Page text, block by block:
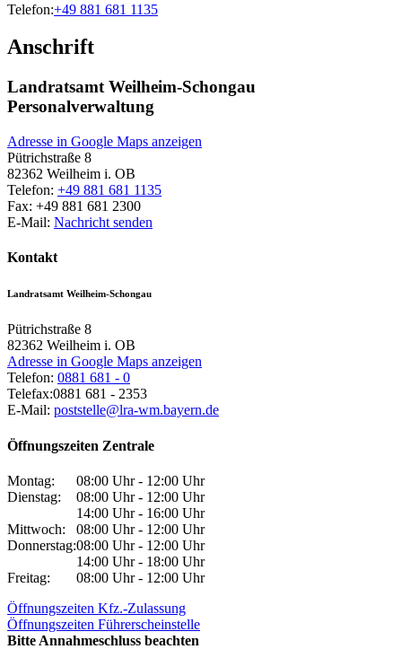
Telefon:+49 881 681 1135
Anschrift
Landratsamt Weilheim-Schongau
Personalverwaltung
Adresse in Google Maps anzeigen
Pütrichstraße 8
82362 Weilheim i. OB
Telefon: +49 881 681 1135
Fax: +49 881 681 2300
E-Mail: Nachricht senden
Kontakt
Landratsamt Weilheim-Schongau
Pütrichstraße 8
82362 Weilheim i. OB
Adresse in Google Maps anzeigen
Telefon: 0881 681 - 0
Telefax:0881 681 - 2353
E-Mail: poststelle@lra-wm.bayern.de
Öffnungszeiten Zentrale
Montag:
08:00 Uhr - 12:00 Uhr
Dienstag:
08:00 Uhr - 12:00 Uhr
14:00 Uhr - 16:00 Uhr
Mittwoch:
08:00 Uhr - 12:00 Uhr
Donnerstag:08:00 Uhr - 12:00 Uhr
14:00 Uhr - 18:00 Uhr
Freitag:
08:00 Uhr - 12:00 Uhr
Öffnungszeiten Kfz.-Zulassung
Öffnungszeiten Führerscheinstelle
Bitte Annahmeschluss beachten